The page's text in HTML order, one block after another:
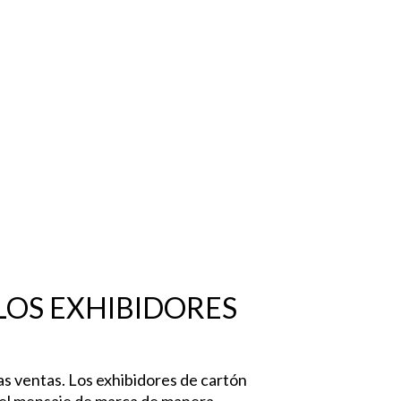
EXHIBIDORES
ventas. Los exhibidores de cartón